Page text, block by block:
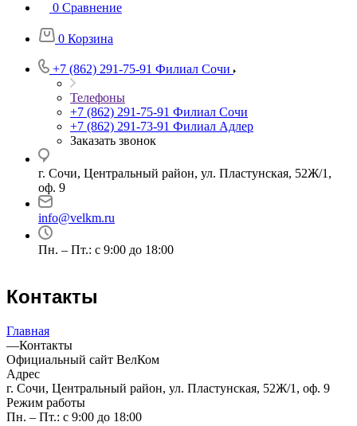
0 Сравнение
0 Корзина
+7 (862) 291-75-91 Филиал Сочи
Телефоны
+7 (862) 291-75-91 Филиал Сочи
+7 (862) 291-73-91 Филиал Адлер
Заказать звонок
г. Сочи, Центральный район, ул. Пластунская, 52Ж/1,
оф. 9
info@velkm.ru
Пн. – Пт.: с 9:00 до 18:00
Контакты
Главная
—Контакты
Официальный сайт ВелКом
Адрес
г. Сочи, Центральный район, ул. Пластунская, 52Ж/1, оф. 9
Режим работы
Пн. – Пт.: с 9:00 до 18:00